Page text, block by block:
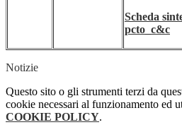
Scheda
pcto_c&c
Notizie
Questo sito o gli strumenti terzi da
cookie necessari al funzionamento ed
COOKIE POLICY.